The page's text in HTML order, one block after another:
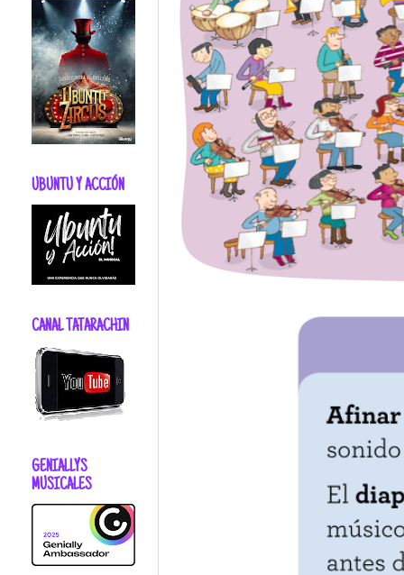
UBUNTU Y ACCIÓN
CANAL TATARACHIN
GENIALLYS
MUSICALES